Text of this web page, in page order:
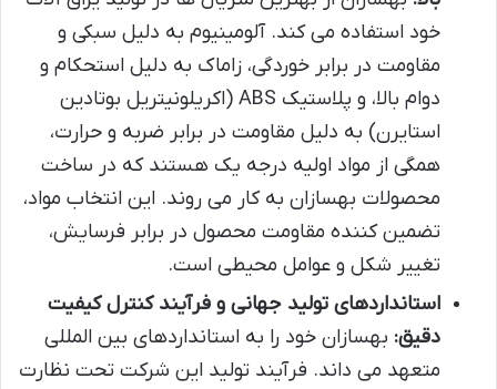
خود استفاده می کند. آلومینیوم به دلیل سبکی و
مقاومت در برابر خوردگی، زاماک به دلیل استحکام و
دوام بالا، و پلاستیک ABS (اکریلونیتریل بوتادین
استایرن) به دلیل مقاومت در برابر ضربه و حرارت،
همگی از مواد اولیه درجه یک هستند که در ساخت
محصولات بهسازان به کار می روند. این انتخاب مواد،
تضمین کننده مقاومت محصول در برابر فرسایش،
تغییر شکل و عوامل محیطی است.
استانداردهای تولید جهانی و فرآیند کنترل کیفیت
دقیق: بهسازان خود را به استانداردهای بین المللی
متعهد می داند. فرآیند تولید این شرکت تحت نظارت